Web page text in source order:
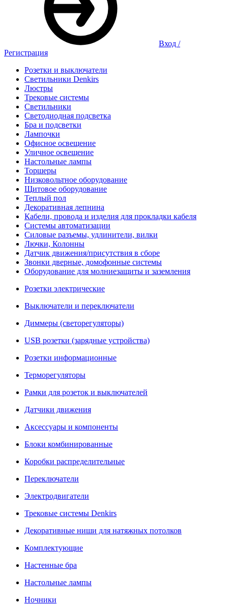
Вход /
Регистрация
Розетки и выключатели
Светильники Denkirs
Люстры
Трековые системы
Светильники
Светодиодная подсветка
Бра и подсветки
Лампочки
Офисное освещение
Уличное освещение
Настольные лампы
Торшеры
Низковольтное оборудование
Щитовое оборудование
Теплый пол
Декоративная лепнина
Кабели, провода и изделия для прокладки кабеля
Системы автоматизации
Силовые разъемы, удлинители, вилки
Лючки, Колонны
Датчик движения/присутствия в сборе
Звонки дверные, домофонные системы
Оборудование для молниезащиты и заземления
Розетки электрические
Выключатели и переключатели
Диммеры (светорегуляторы)
USB розетки (зарядные устройства)
Розетки информационные
Терморегуляторы
Рамки для розеток и выключателей
Датчики движения
Аксессуары и компоненты
Блоки комбинированные
Коробки распределительные
Переключатели
Электродвигатели
Трековые системы Denkirs
Декоративные ниши для натяжных потолков
Комплектующие
Настенные бра
Настольные лампы
Ночники